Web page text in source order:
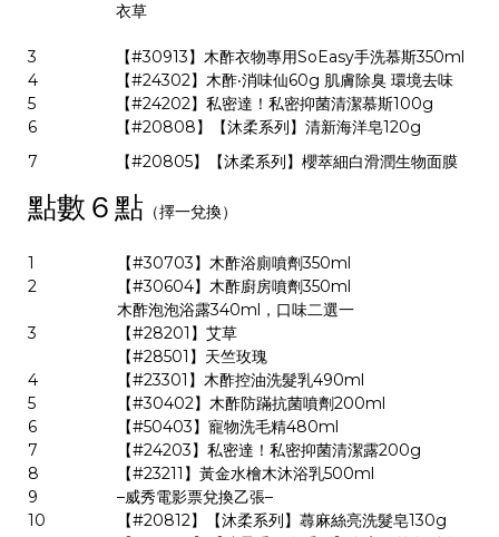
衣草
3
【#30913】木酢衣物專用SoEasy手洗慕斯350ml
4
【#24302】木酢‧消味仙60g 肌膚除臭 環境去味
5
【#24202】私密達！私密抑菌清潔慕斯100g
6
【#20808】【沐柔系列】清新海洋皂120g
7
【#20805】【沐柔系列】櫻萃細白滑潤生物面膜
點數６點 （擇一兌換）
1
【#30703】木酢浴廁噴劑350ml
2
【#30604】木酢廚房噴劑350ml
3
木酢泡泡浴露340ml，口味二選一
【#28201】艾草
【#28501】天竺玫瑰
4
【#23301】木酢控油洗髮乳490ml
5
【#30402】木酢防蹣抗菌噴劑200ml
6
【#50403】寵物洗毛精480ml
7
【#24203】私密達！私密抑菌清潔露200g
8
【#23211】黃金水檜木沐浴乳500ml
9
–威秀電影票兌換乙張–
10
【#20812】【沐柔系列】蕁麻絲亮洗髮皂130g